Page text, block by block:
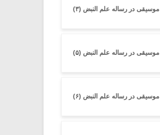
موسیقی در رساله علم النبض (۳)
موسیقی در رساله علم النبض (۵)
موسیقی در رساله علم النبض (۶)